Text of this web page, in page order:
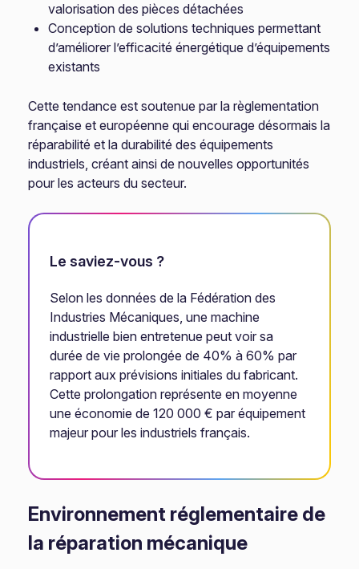
valorisation des pièces détachées
Conception de solutions techniques permettant
d’améliorer l’efficacité énergétique d’équipements
existants
Cette tendance est soutenue par la règlementation
française et européenne qui encourage désormais la
réparabilité et la durabilité des équipements
industriels, créant ainsi de nouvelles opportunités
pour les acteurs du secteur.
Le saviez-vous ?
Selon les données de la Fédération des
Industries Mécaniques, une machine
industrielle bien entretenue peut voir sa
durée de vie prolongée de 40% à 60% par
rapport aux prévisions initiales du fabricant.
Cette prolongation représente en moyenne
une économie de 120 000 € par équipement
majeur pour les industriels français.
Environnement réglementaire de
la réparation mécanique